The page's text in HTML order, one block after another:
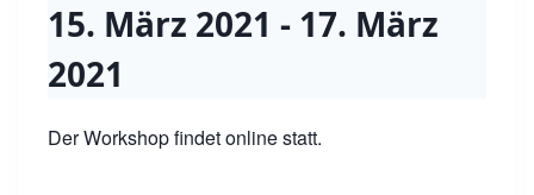
15. März 2021 - 17. März
2021
Der Workshop findet online statt.